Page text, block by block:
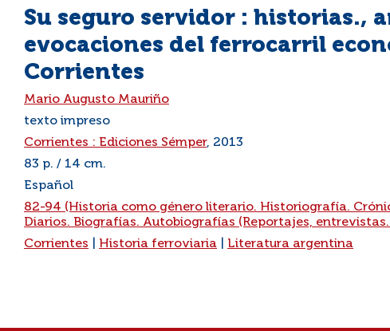
Su seguro servidor : historias.,
evocaciones del ferrocarril
Corrientes
Mario Augusto Mauriño
texto impreso
Corrientes : Ediciones Sémper, 2013
83 p. / 14 cm.
Español
82-94 (Historia como género literario. Historiografía.
Diarios. Biografías. Autobiografías (Reportajes,
Corrientes Historia ferroviaria Literatura argentina